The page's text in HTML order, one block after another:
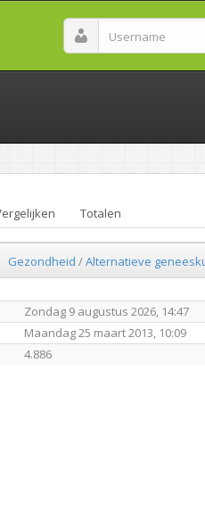
Totalen
Gezondheid /Alternatieve
Zondag 9 augustus 2026, 14:47
Maandag 25 maart 2013, 10:09
4.886